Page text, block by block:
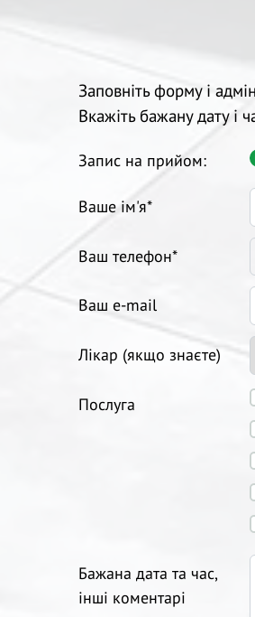
Заповніть форму і
Вкажіть бажану дату і
Запис на прийом:
Ваше ім'я*
Ваш телефон*
Ваш e-mail
Лікар (якщо знаєте)
Послуга
Бажана дата та час,
інші коментарі